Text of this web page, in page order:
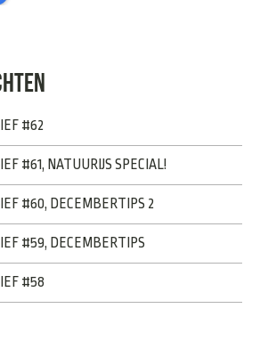
#62
#61, NATUURIJS SPECIAL!
#60, DECEMBERTIPS 2
#59, DECEMBERTIPS
#58